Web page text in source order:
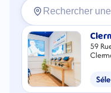
59